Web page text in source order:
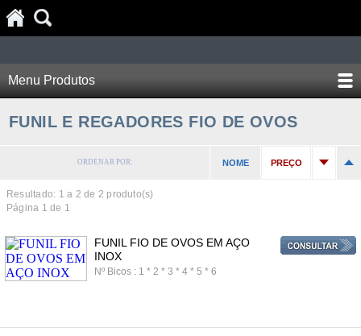
Menu Produtos
FUNIL E REGADORES FIO DE OVOS
ORDENAR POR: NOME PREÇO
Resultado: 1 a 2 de 2 produto(s)
Página 1 de 1
FUNIL FIO DE OVOS EM AÇO
INOX
Nº Bicos : 1 * 2 * 3 * 4 * 5 * 6